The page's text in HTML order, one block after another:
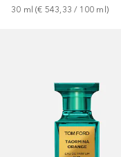
30 ml (€ 543,33 / 100 ml)